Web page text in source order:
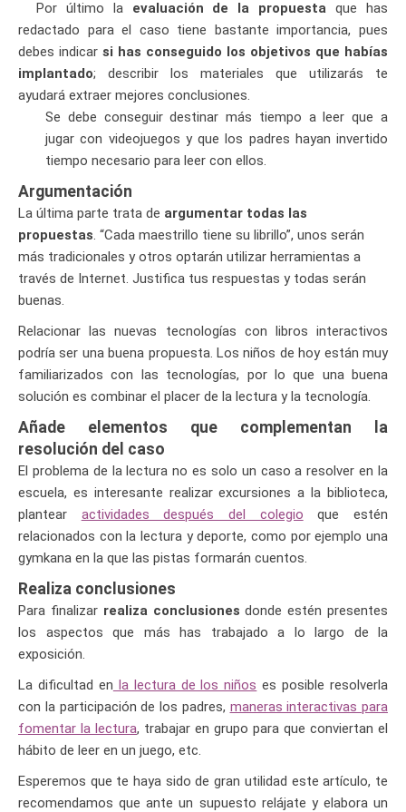
Por último la evaluación de la propuesta que has
redactado para el caso tiene bastante importancia, pues
debes indicar si has conseguido los objetivos que habías
implantado; describir los materiales que utilizarás te
ayudará extraer mejores conclusiones.
Se debe conseguir destinar más tiempo a leer que a
jugar con videojuegos y que los padres hayan invertido
tiempo necesario para leer con ellos.
Argumentación
La última parte trata de argumentar todas las
propuestas. “Cada maestrillo tiene su librillo”, unos serán
más tradicionales y otros optarán utilizar herramientas a
través de Internet. Justifica tus respuestas y todas serán
buenas.
Relacionar las nuevas tecnologías con libros interactivos
podría ser una buena propuesta. Los niños de hoy están muy
familiarizados con las tecnologías, por lo que una buena
solución es combinar el placer de la lectura y la tecnología.
Añade elementos que complementan la
resolución del caso
El problema de la lectura no es solo un caso a resolver en la
escuela, es interesante realizar excursiones a la biblioteca,
plantear actividades después del colegio que estén
relacionados con la lectura y deporte, como por ejemplo una
gymkana en la que las pistas formarán cuentos.
Realiza conclusiones
Para finalizar realiza conclusiones donde estén presentes
los aspectos que más has trabajado a lo largo de la
exposición.
La dificultad en la lectura de los niños es posible resolverla
con la participación de los padres, maneras interactivas para
fomentar la lectura, trabajar en grupo para que conviertan el
hábito de leer en un juego, etc.
Esperemos que te haya sido de gran utilidad este artículo, te
recomendamos que ante un supuesto relájate y elabora un